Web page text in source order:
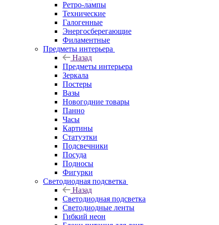
Ретро-лампы
Технические
Галогенные
Энергосберегающие
Филаментные
Предметы интерьера
Назад
Предметы интерьера
Зеркала
Постеры
Вазы
Новогодние товары
Панно
Часы
Картины
Статуэтки
Подсвечники
Посуда
Подносы
Фигурки
Светодиодная подсветка
Назад
Светодиодная подсветка
Светодиодные ленты
Гибкий неон